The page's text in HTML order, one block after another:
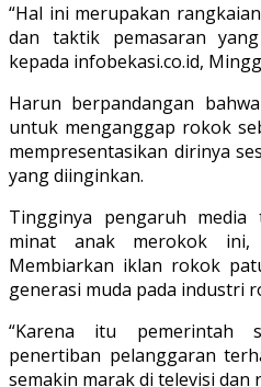
“Hal ini merupakan
dan taktik pemasaran
kepada infobekasi.co.id,
Harun berpandangan
untuk menganggap rokok
mempresentasikan dirinya
yang diinginkan.
Tingginya pengaruh
minat anak merokok ini,
Membiarkan iklan rokok
generasi muda pada industri
“Karena itu pemerintah
penertiban pelanggaran
semakin marak di televisi dan